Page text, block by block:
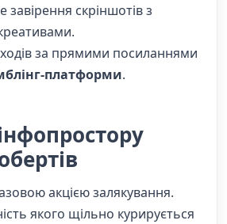
скріншотів з
за прямими посиланнями
платформи.
акцією залякування.
якого щільно курирується